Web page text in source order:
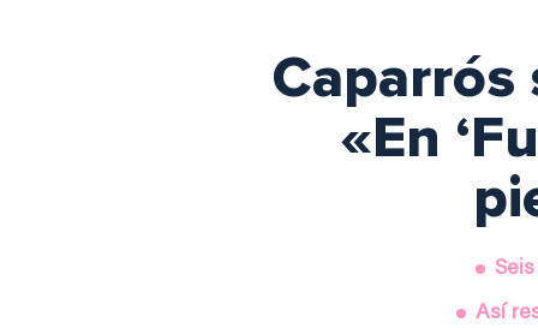
Caparrós
«En
Así